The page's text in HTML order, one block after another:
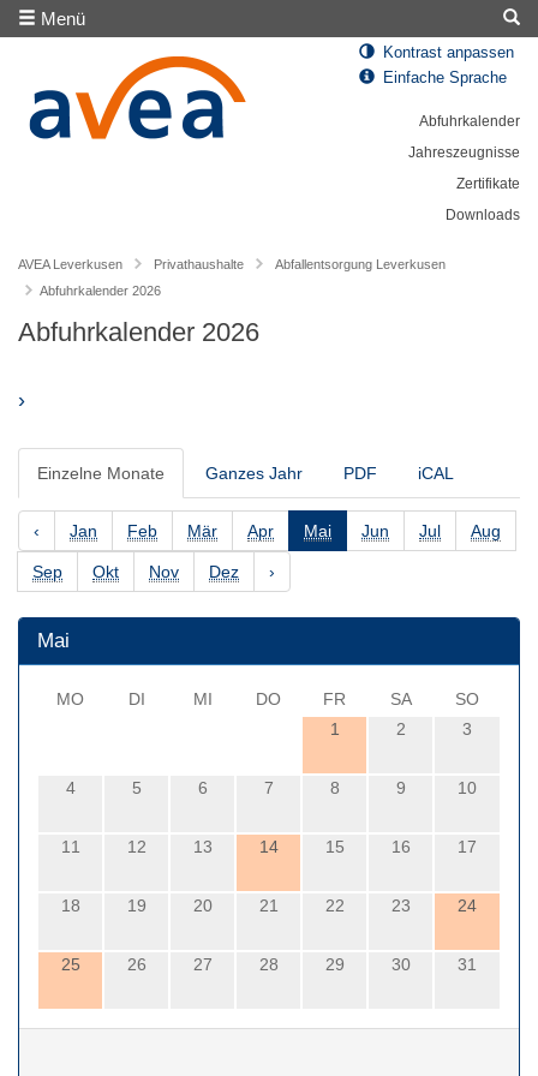
Menü
Kontrast anpassen
Einfache Sprache
Abfuhrkalender
Jahreszeugnisse
Zertifikate
Downloads
AVEA Leverkusen Privathaushalte
Abfallentsorgung Leverkusen
Abfuhrkalender 2026
Abfuhrkalender 2026
›
Einzelne Monate Ganzes Jahr PDF iCAL
‹ Jan Feb Mär Apr Mai Jun Jul Aug
Sep Okt Nov Dez ›
Mai
MO DI MI DO FR SA
SO
1
2 3
4 5 6 7 8 9 10
11 12 13 14 15 16 17
18 19 20 21 22 23 24
25 26 27 28 29 30 31